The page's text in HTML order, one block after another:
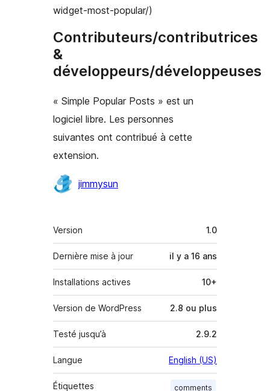
widget-most-popular/)
Contributeurs/contributrices
&
développeurs/développeuses
« Simple Popular Posts » est un
logiciel libre. Les personnes
suivantes ont contribué à cette
extension.
Contributeurs
jimmysun
Méta
Version 1.0
Dernière mise à jour il y a 16 ans
Installations actives 10+
Version de WordPress 2.8 ou plus
Testé jusqu’à 2.9.2
Langue English (US)
Étiquettes comments